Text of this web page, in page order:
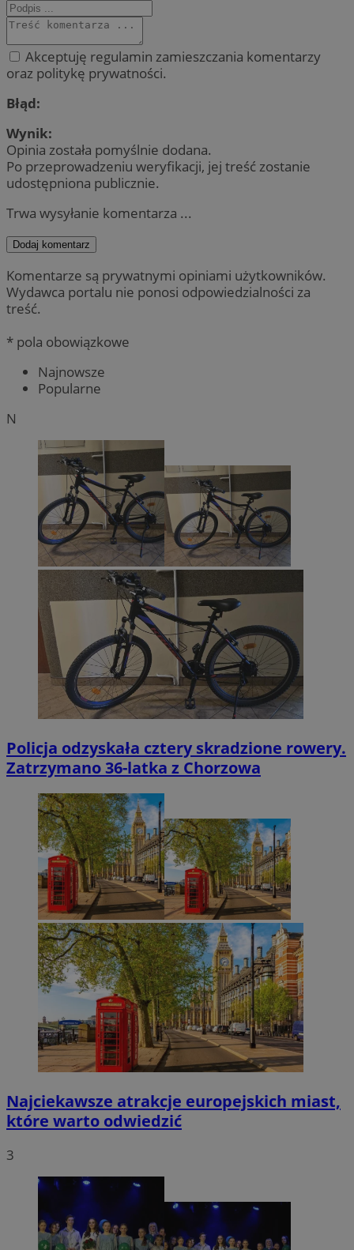
Akceptuję regulamin zamieszczania komentarzy
oraz politykę prywatności.
Błąd:
Wynik:
Opinia została pomyślnie dodana.
Po przeprowadzeniu weryfikacji, jej treść zostanie
udostępniona publicznie.
Trwa wysyłanie komentarza ...
Dodaj komentarz
Komentarze są prywatnymi opiniami użytkowników.
Wydawca portalu nie ponosi odpowiedzialności za
treść.
* pola obowiązkowe
Najnowsze
Popularne
N
Policja odzyskała cztery skradzione rowery.
Zatrzymano 36-latka z Chorzowa
Najciekawsze atrakcje europejskich miast,
które warto odwiedzić
3